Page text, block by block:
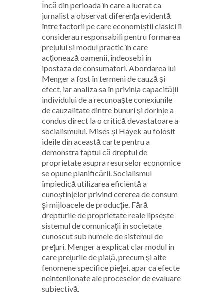
Încă din perioada în care a lucrat ca
jurnalist a observat diferența evidentă
între factorii pe care economiștii clasici îi
considerau responsabili pentru formarea
prețului și modul practic în care
acționează oamenii, îndeosebi în
ipostaza de consumatori. Abordarea lui
Menger a fost în termeni de cauză și
efect, iar analiza sa în privința capacității
individului de a recunoaște conexiunile
de cauzalitate dintre bunuri şi dorințe a
condus direct la o critică devastatoare a
socialismului. Mises şi Hayek au folosit
ideile din această carte pentru a
demonstra faptul că dreptul de
proprietate asupra resurselor economice
se opune planificării. Socialismul
împiedică utilizarea eficientă a
cunoştinţelor privind cererea de consum
şi mijloacele de producţie. Fără
drepturile de proprietate reale lipsește
sistemul de comunicaţii în societate
cunoscut sub numele de sistemul de
preţuri. Menger a explicat clar modul în
care preţurile de piaţă, precum şi alte
fenomene specifice pieţei, apar ca efecte
neintenționate ale proceselor de evaluare
subiectivă.